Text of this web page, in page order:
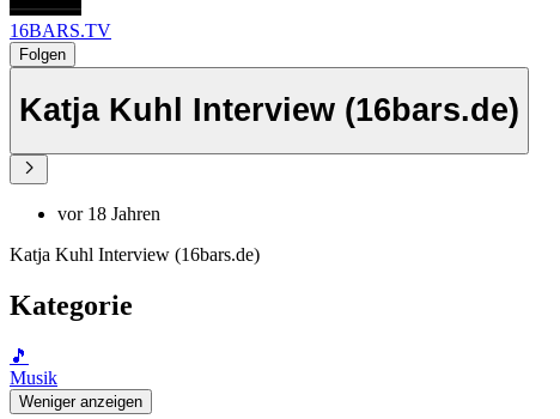
16BARS.TV
Folgen
Katja Kuhl Interview (16bars.de)
vor 18 Jahren
Katja Kuhl Interview (16bars.de)
Kategorie
🎵
Musik
Weniger anzeigen